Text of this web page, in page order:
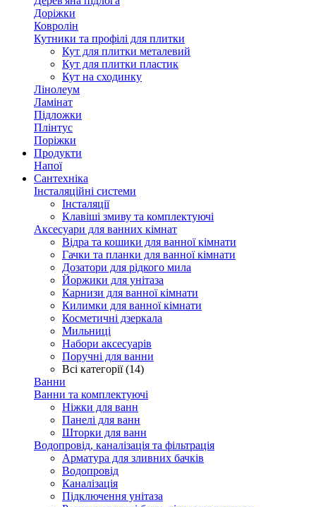
Доріжки
Ковролін
Кутники та профілі для плитки
Кут для плитки металевий
Кут для плитки пластик
Кут на сходинку
Лінолеум
Ламінат
Підложки
Плінтус
Поріжки
Продукти
Напої
Сантехніка
Інсталяційні системи
Інсталяції
Клавіші змиву та комплектуючі
Аксесуари для ванних кімнат
Відра та кошики для ванної кімнати
Гачки та планки для ванної кімнати
Дозатори для рідкого мила
Йоржики для унітаза
Карнизи для ванної кімнати
Килимки для ванної кімнати
Косметичні дзеркала
Мильниці
Набори аксесуарів
Поручні для ванни
Всі категорії (14)
Ванни
Ванни та комплектуючі
Ніжки для ванн
Панелі для ванн
Шторки для ванн
Водопровід, каналізація та фільтрація
Арматура для зливних бачків
Водопровід
Каналізація
Підключення унітаза